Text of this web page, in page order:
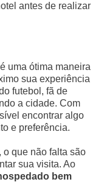
antes de realizar
uma ótima maneira
sua experiência
futebol, fã de
a cidade. Com
encontrar algo
e preferência.
que não falta são
sua visita. Ao
bem